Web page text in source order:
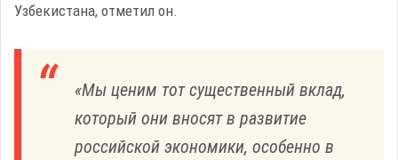
Узбекистана, отметил он.
«Мы ценим тот существенный вклад,
который они вносят в развитие
российской экономики, особенно в